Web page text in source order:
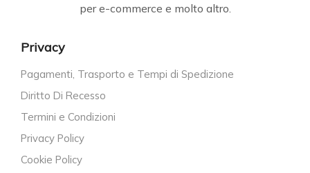
per e-commerce e molto altro.
Privacy
Pagamenti, Trasporto e Tempi di Spedizione
Diritto Di Recesso
Termini e Condizioni
Privacy Policy
Cookie Policy